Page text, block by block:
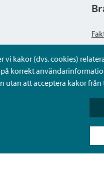
vi kakor (dvs. cookies)
korrekt
utan att acceptera kakor